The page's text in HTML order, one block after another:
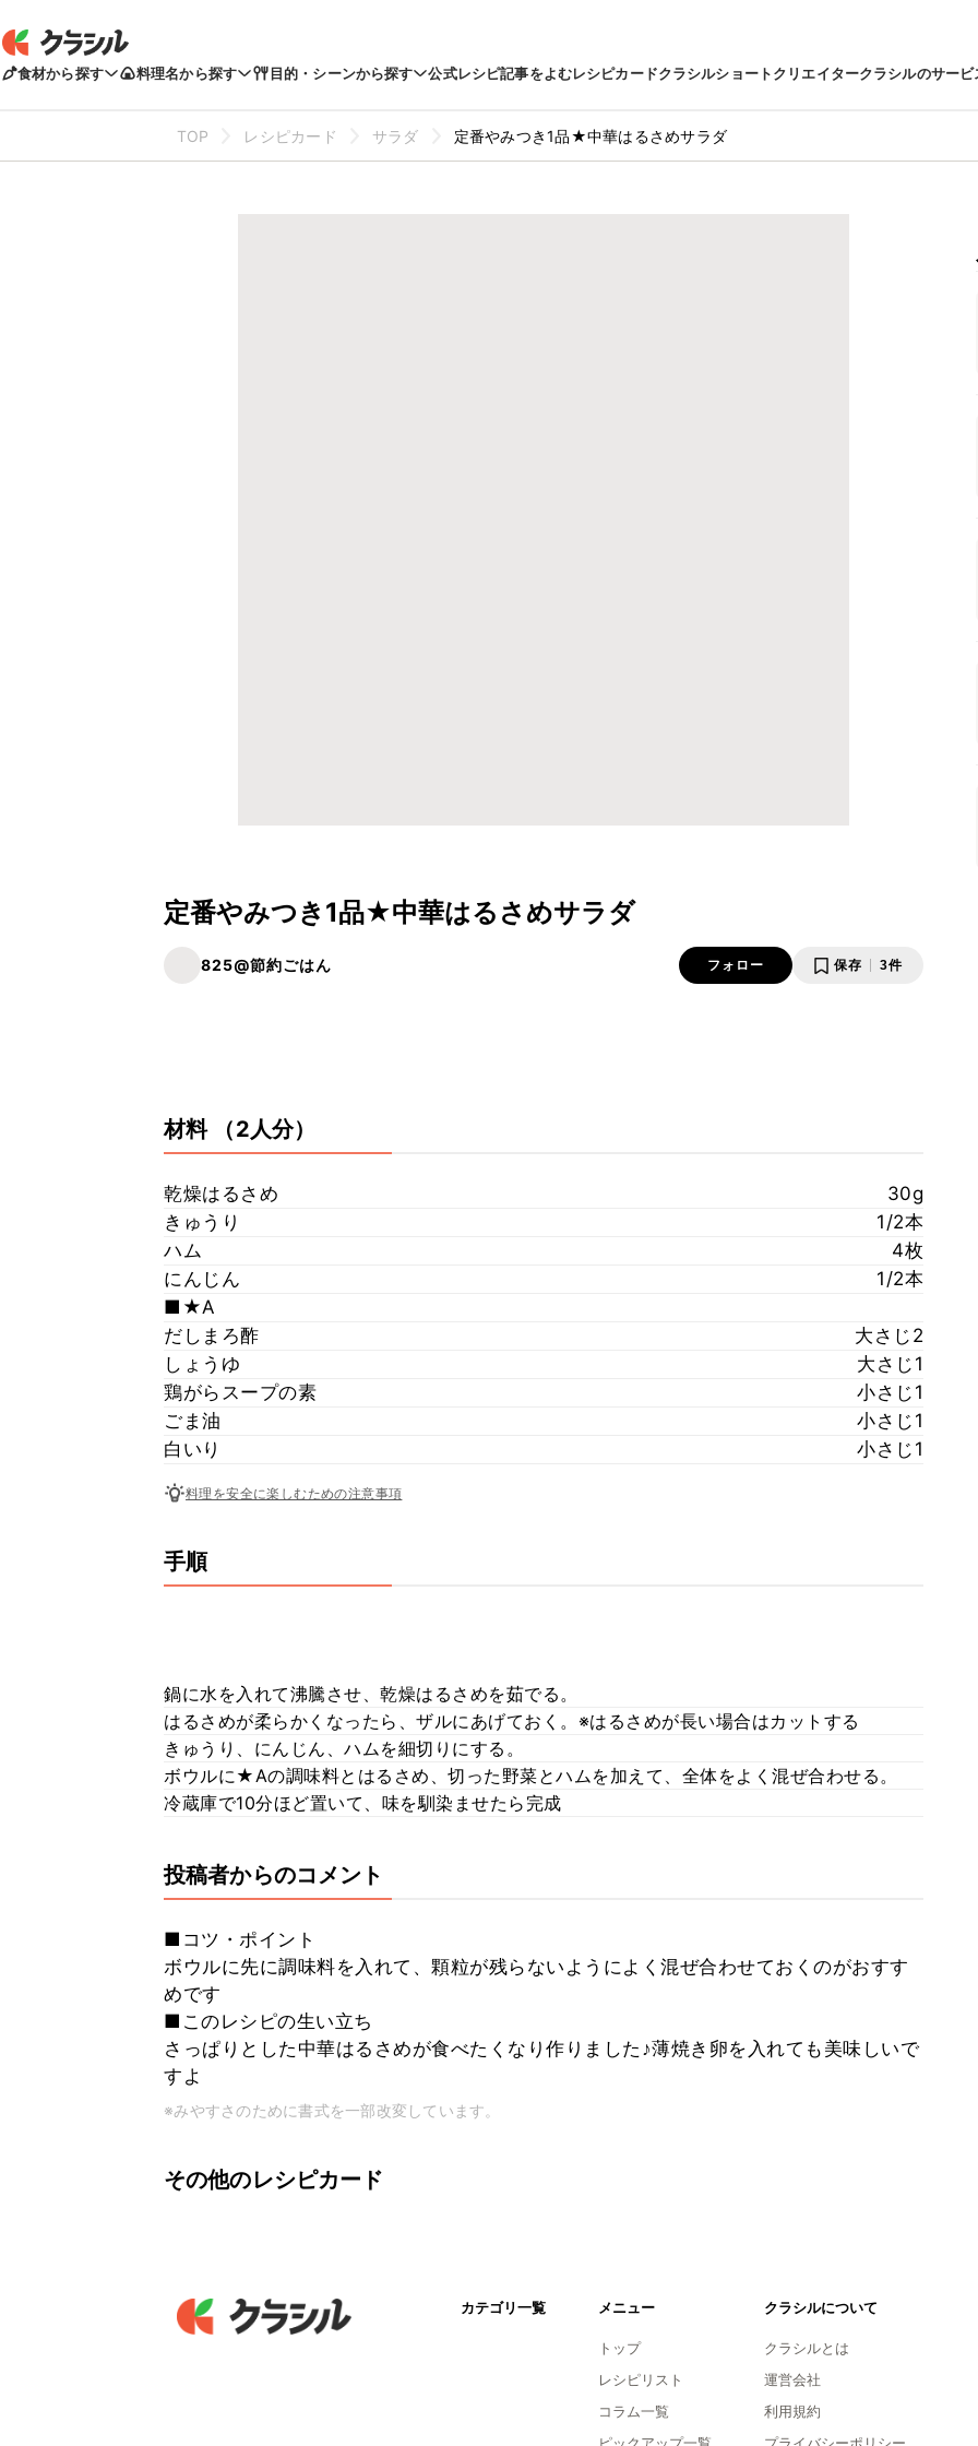
食材から探す 料理名から探す 目的・シーンから探す 公式レシピ記事をよむレシピカードクラシルショートクリエイタークラシルのサービ
TOP レシピカード サラダ 定番やみつき1品★中華はるさめサラダ
定番やみつき1品★中華はるさめサラダ
825@節約ごはん フォロー 保存 3件
材料 （2人分）
乾燥はるさめ
30g
きゅうり
1/2本
ハム
4枚
にんじん
1/2本
■★A
だしまろ酢
大さじ2
しょうゆ
大さじ1
鶏がらスープの素
小さじ1
ごま油
小さじ1
白いり
小さじ1
料理を安全に楽しむための注意事項
手順
鍋に水を入れて沸騰させ、乾燥はるさめを茹でる。
はるさめが柔らかくなったら、ザルにあげておく。※はるさめが長い場合はカットする
きゅうり、にんじん、ハムを細切りにする。
ボウルに★Aの調味料とはるさめ、切った野菜とハムを加えて、全体をよく混ぜ合わせる。
冷蔵庫で10分ほど置いて、味を馴染ませたら完成
投稿者からのコメント
■コツ・ポイント
ボウルに先に調味料を入れて、顆粒が残らないようによく混ぜ合わせておくのがおすす
めです
■このレシピの生い立ち
さっぱりとした中華はるさめが食べたくなり作りました♪薄焼き卵を入れても美味しいで
すよ
※みやすさのために書式を一部改変しています。
その他のレシピカード
カテゴリ一覧 メニュー
トップ
レシピリスト
コラム一覧
クラシルについて
クラシルとは
運営会社
利用規約